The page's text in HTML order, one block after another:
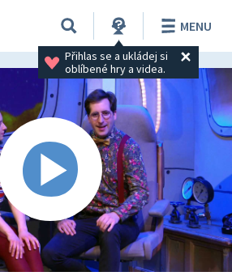
Přihlas se a ukládej si
oblíbené hry a videa.
MENU